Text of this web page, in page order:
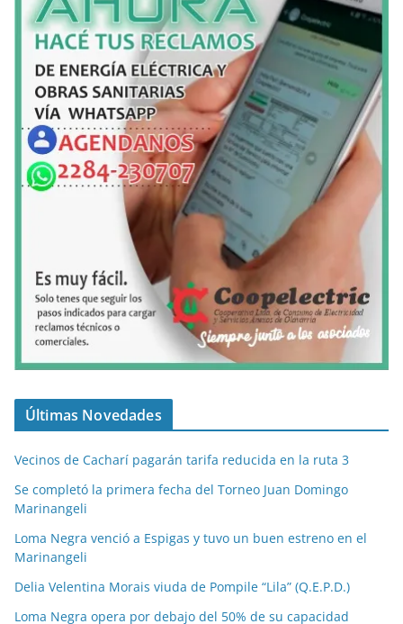
Últimas Novedades
Vecinos de Cacharí pagarán tarifa reducida en la ruta 3
Se completó la primera fecha del Torneo Juan Domingo
Marinangeli
Loma Negra venció a Espigas y tuvo un buen estreno en el
Marinangeli
Delia Velentina Morais viuda de Pompile “Lila” (Q.E.P.D.)
Loma Negra opera por debajo del 50% de su capacidad